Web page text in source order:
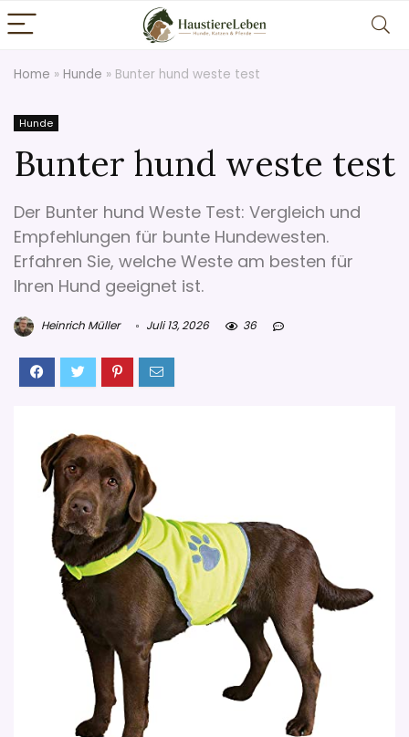
Home » Hunde » Bunter hund weste test
Hunde
Bunter hund weste test
Der Bunter hund Weste Test: Vergleich und
Empfehlungen für bunte Hundewesten.
Erfahren Sie, welche Weste am besten für
Ihren Hund geeignet ist.
Heinrich Müller Juli 13, 2026 36